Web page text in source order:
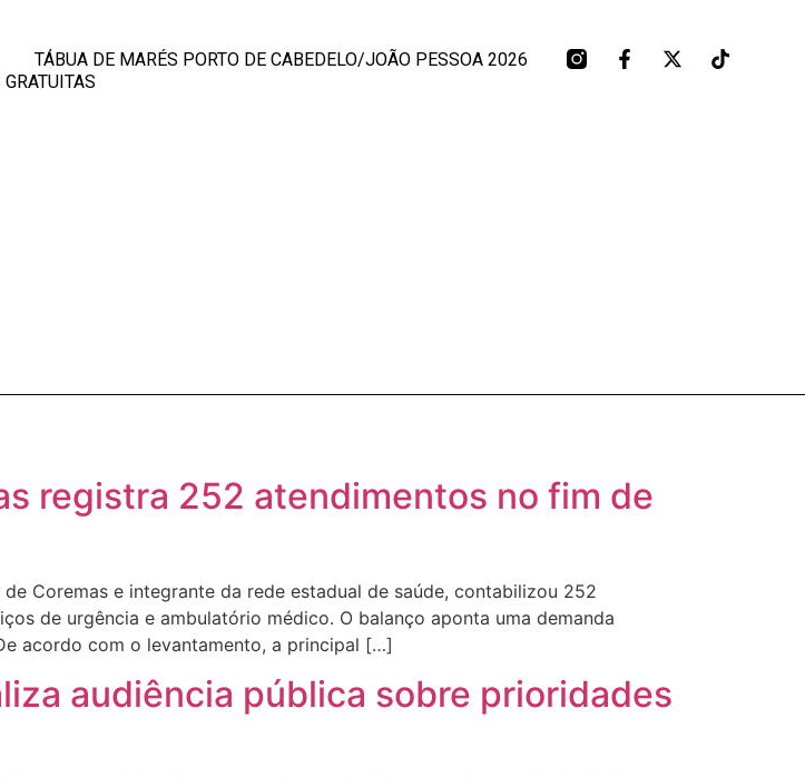
TÁBUA DE MARÉS PORTO DE CABEDELO/JOÃO PESSOA 2026
registra 252 atendimentos no fim de
Coremas e integrante da rede estadual de saúde, contabilizou 252
de urgência e ambulatório médico. O balanço aponta uma demanda
acordo com o levantamento, a principal […]
audiência pública sobre prioridades